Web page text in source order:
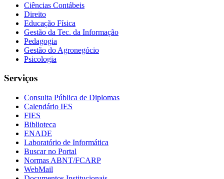
Ciências Contábeis
Direito
Educação Física
Gestão da Tec. da Informação
Pedagogia
Gestão do Agronegócio
Psicologia
Serviços
Consulta Pública de Diplomas
Calendário IES
FIES
Biblioteca
ENADE
Laboratório de Informática
Buscar no Portal
Normas ABNT/FCARP
WebMail